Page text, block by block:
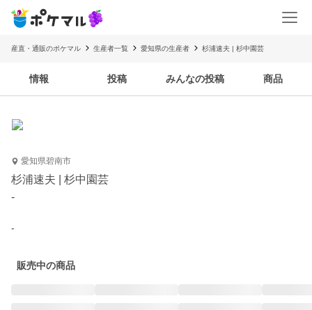
産直・通販のポケマル 生産者一覧 愛知県の生産者 杉浦速夫 | 杉中園芸
情報 投稿 みんなの投稿 商品
愛知県碧南市
杉浦速夫 | 杉中園芸
-
-
販売中の商品